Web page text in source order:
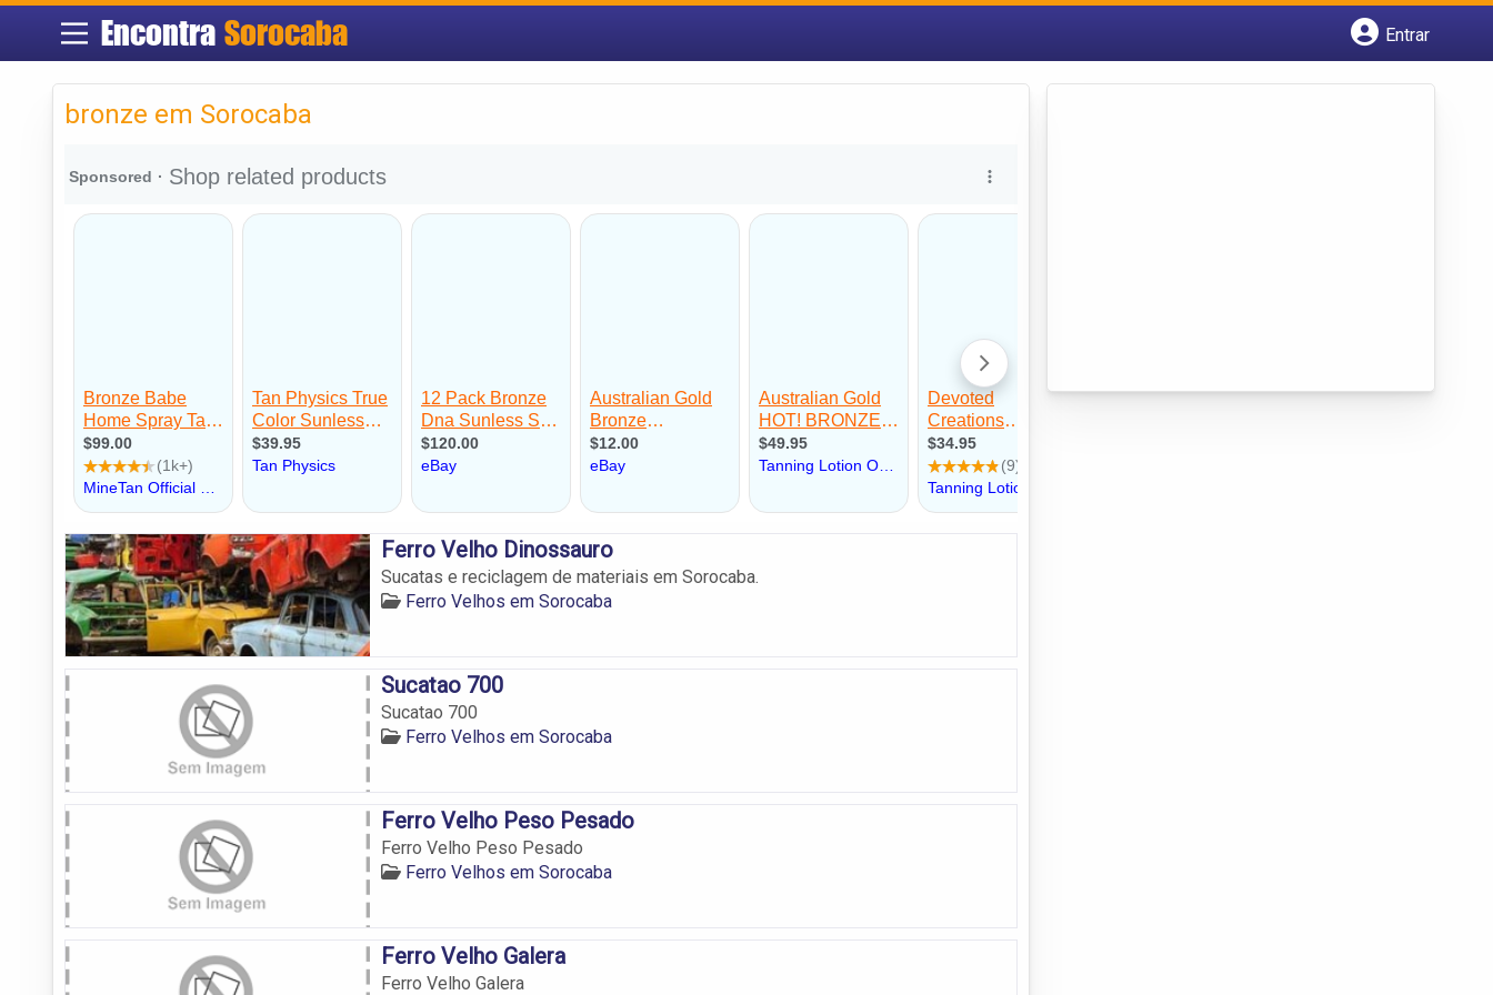
Encontra Sorocaba
Entrar
bronze em Sorocaba
Ferro Velho Dinossauro
Sucatas e reciclagem de materiais em Sorocaba.
Ferro Velhos em Sorocaba
Sucatao 700
Sucatao 700
Ferro Velhos em Sorocaba
Ferro Velho Peso Pesado
Ferro Velho Peso Pesado
Ferro Velhos em Sorocaba
Ferro Velho Galera
Ferro Velho Galera